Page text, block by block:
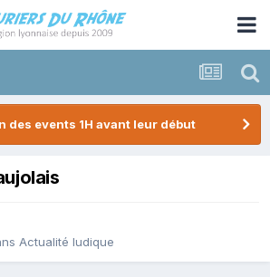
des events 1H avant leur début
Actualité ludique